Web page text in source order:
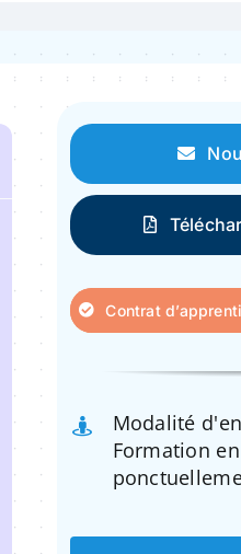
Contrat
Modalité
Formation